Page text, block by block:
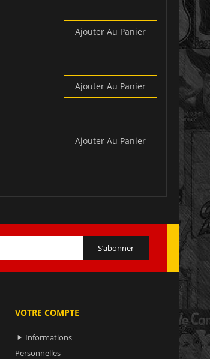
Ajouter Au Panier
Ajouter Au Panier
Ajouter Au Panier
VOTRE COMPTE
 Informations
Personnelles